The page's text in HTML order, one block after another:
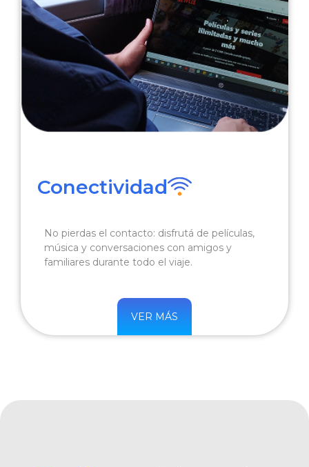
Conectividad
No pierdas el contacto: disfrutá de películas,
música y conversaciones con amigos y
familiares durante todo el viaje.
VER MÁS